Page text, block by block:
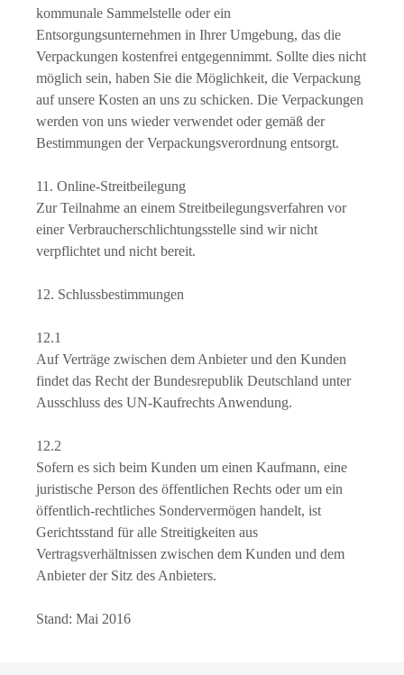
kommunale Sammelstelle oder ein
Entsorgungsunternehmen in Ihrer Umgebung, das die
Verpackungen kostenfrei entgegennimmt. Sollte dies nicht
möglich sein, haben Sie die Möglichkeit, die Verpackung
auf unsere Kosten an uns zu schicken. Die Verpackungen
werden von uns wieder verwendet oder gemäß der
Bestimmungen der Verpackungsverordnung entsorgt.
11. Online-Streitbeilegung
Zur Teilnahme an einem Streitbeilegungsverfahren vor
einer Verbraucherschlichtungsstelle sind wir nicht
verpflichtet und nicht bereit.
12. Schlussbestimmungen
12.1
Auf Verträge zwischen dem Anbieter und den Kunden
findet das Recht der Bundesrepublik Deutschland unter
Ausschluss des UN-Kaufrechts Anwendung.
12.2
Sofern es sich beim Kunden um einen Kaufmann, eine
juristische Person des öffentlichen Rechts oder um ein
öffentlich-rechtliches Sondervermögen handelt, ist
Gerichtsstand für alle Streitigkeiten aus
Vertragsverhältnissen zwischen dem Kunden und dem
Anbieter der Sitz des Anbieters.
Stand: Mai 2016